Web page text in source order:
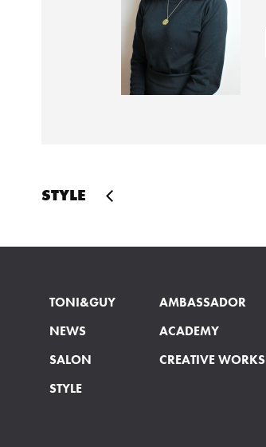
STYLE
TONI&GUY
NEWS
SALON
STYLE
AMBASSADOR
ACADEMY
CREATIVE WORKS